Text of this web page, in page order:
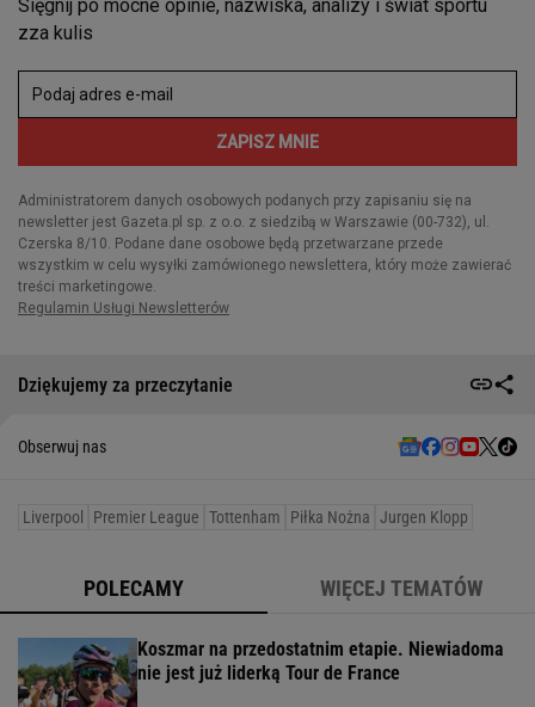
Dziękujemy za przeczytanie
Obserwuj nas
Liverpool Premier League Tottenham Piłka Nożna Jurgen Klopp
POLECAMY WIĘCEJ TEMATÓW
Koszmar na przedostatnim etapie. Niewiadoma
nie jest już liderką Tour de France